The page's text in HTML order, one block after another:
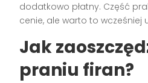
dodatkowo płatny. Część
cenie, ale warto to wcześniej
Jak
praniu firan?